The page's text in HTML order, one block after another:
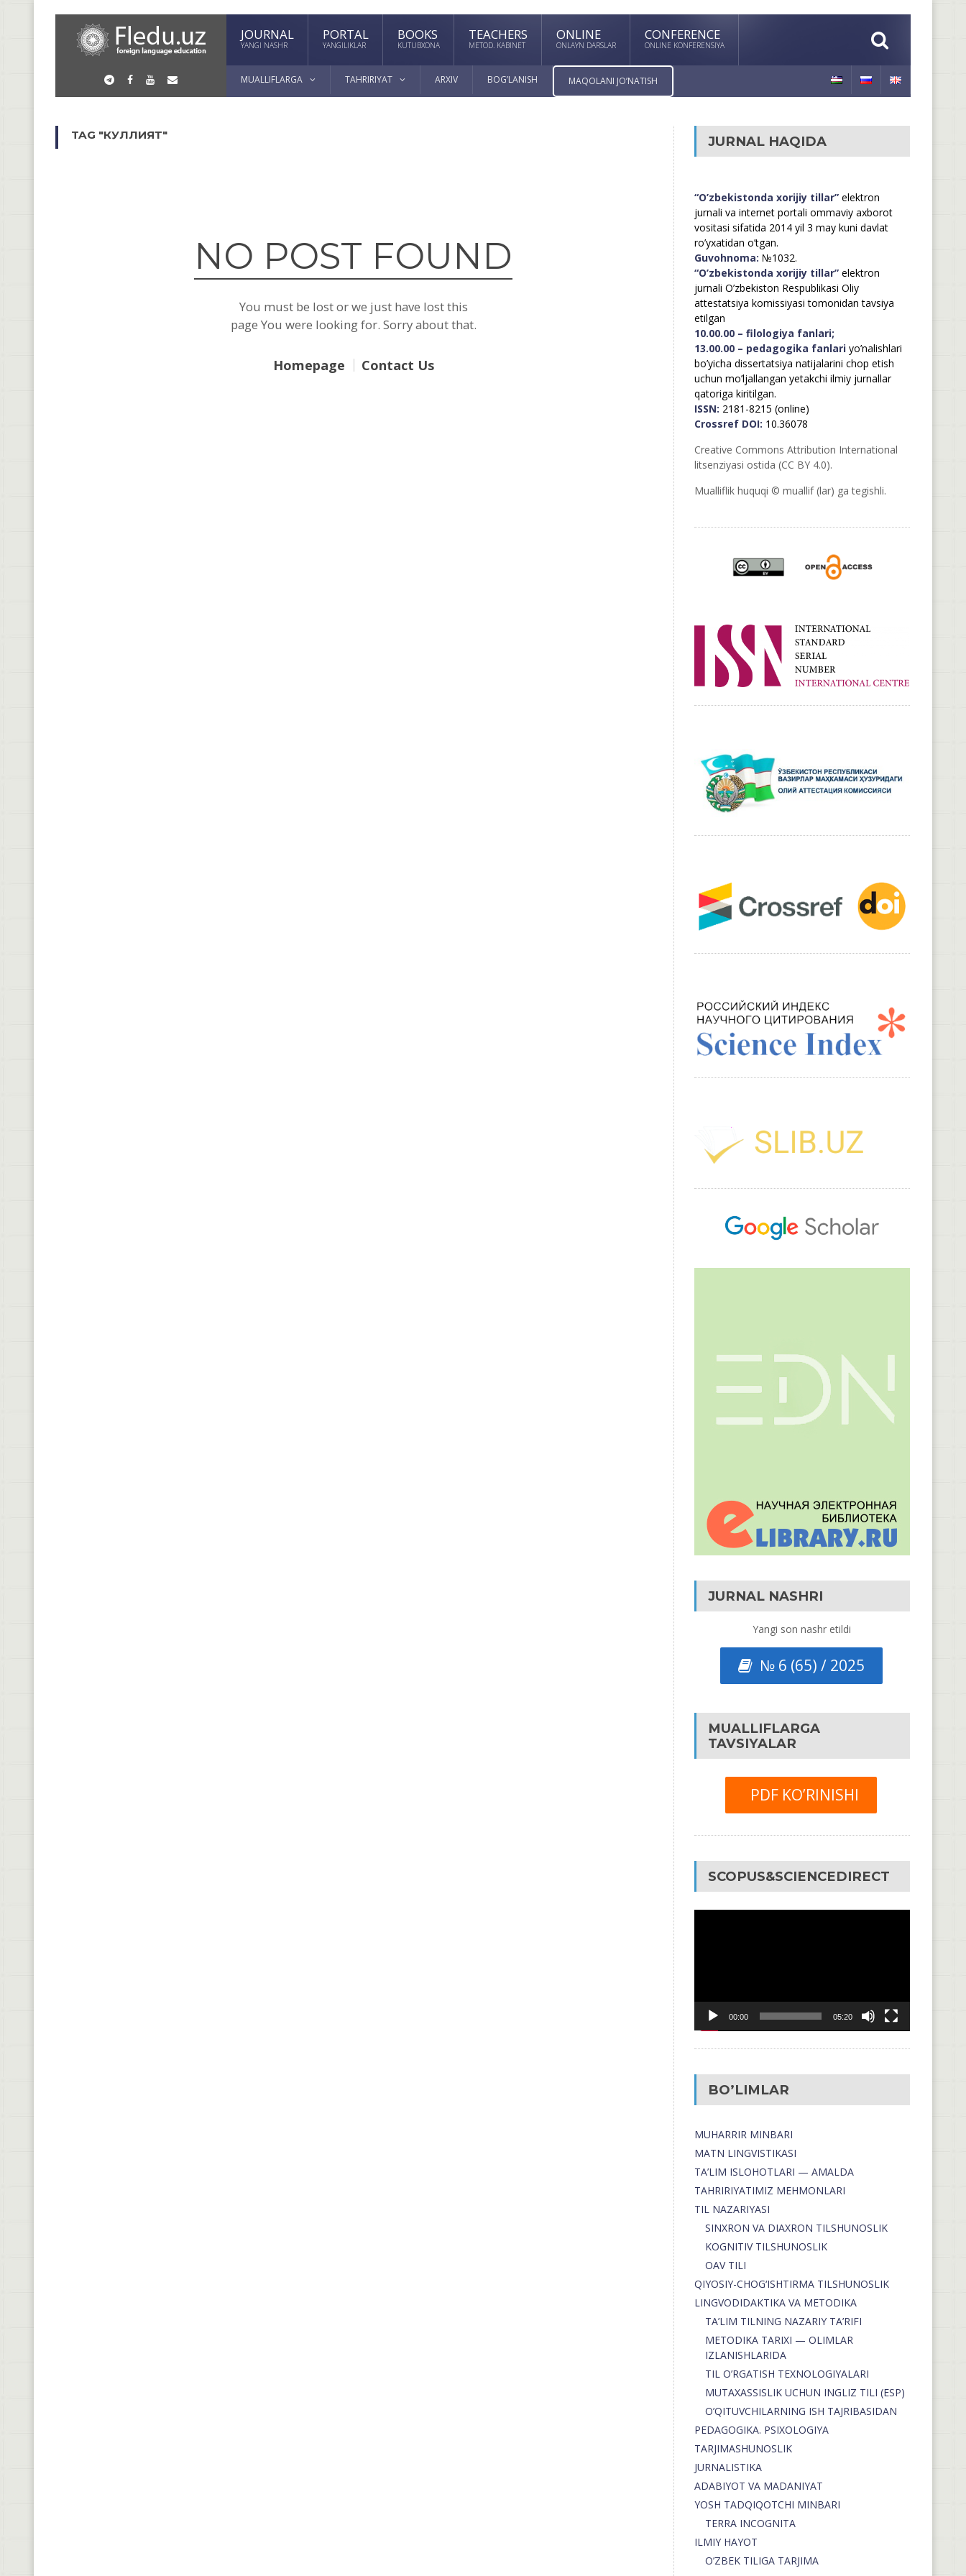
JOURNAL
YANGI NASHR
PORTAL
YANGILIKLAR
BOOKS
KUTUBXONA
TEACHERS
METOD. KABINET
ONLINE
ONLAYN DARSLAR
CONFERENCE
ONLINE KONFERENSIYA
MUALLIFLARGA TAHRIRIYAT ARXIV BOG’LANISH MAQOLANI JO’NATISH
TAG "КУЛЛИЯТ"
NO POST FOUND
You must be lost or we just have lost this
page You were looking for. Sorry about that.
Homepage Contact Us
JURNAL HAQIDA
“O’zbekistonda xorijiy tillar”elektron
jurnali va internet portali ommaviy axborot
vositasi sifatida 2014 yil 3 may kuni davlat
ro’yxatidan o’tgan.
Guvohnoma: №1032.
“O’zbekistonda xorijiy tillar”elektron
jurnali O’zbekiston Respublikasi Oliy
attestatsiya komissiyasi tomonidan tavsiya
etilgan
10.00.00 – filologiya fanlari;
13.00.00 – pedagogika fanlariyo’nalishlari
bo’yicha dissertatsiya natijalarini chop etish
uchun mo’ljallangan yetakchi ilmiy jurnallar
qatoriga kiritilgan.
ISSN: 2181-8215 (online)
Crossref DOI: 10.36078
Creative Commons Attribution International
litsenziyasi ostida (CC BY 4.0).
Mualliflik huquqi © muallif (lar) ga tegishli.
JURNAL NASHRI
Yangi son nashr etildi
№ 6 (65) / 2025
MUALLIFLARGA
TAVSIYALAR
PDF KO’RINISHI
SCOPUS&SCIENCEDIRECT
00:00 05:20
BO’LIMLAR
MUHARRIR MINBARI
MATN LINGVISTIKASI
TA’LIM ISLOHOTLARI — AMALDA
TAHRIRIYATIMIZ MEHMONLARI
TIL NAZARIYASI
SINXRON VA DIAXRON TILSHUNOSLIK
KOGNITIV TILSHUNOSLIK
OAV TILI
QIYOSIY-CHOG‘ISHTIRMA TILSHUNOSLIK
LINGVODIDAKTIKA VA METODIKA
TA’LIM TILNING NAZARIY TA’RIFI
METODIKA TARIXI — OLIMLAR
IZLANISHLARIDA
TIL O’RGATISH TEXNOLOGIYALARI
MUTAXASSISLIK UCHUN INGLIZ TILI (ESP)
O’QITUVCHILARNING ISH TAJRIBASIDAN
PEDAGOGIKA. PSIXOLOGIYA
TARJIMASHUNOSLIK
JURNALISTIKA
ADABIYOT VA MADANIYAT
YOSH TADQIQOTCHI MINBARI
TERRA INCOGNITA
ILMIY HAYOT
O’ZBEK TILIGA TARJIMA